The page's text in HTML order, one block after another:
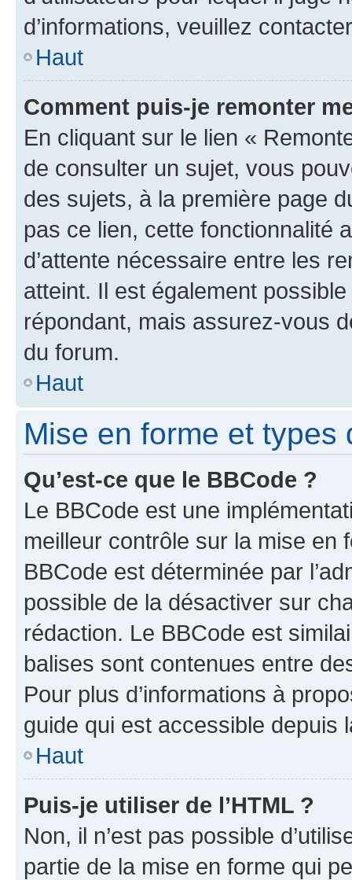
d’informations, veuillez
Haut
Comment puis-je remonter
En cliquant sur le lien «
de consulter un sujet, vous
des sujets, à la première page
pas ce lien, cette fonctionnalité
d’attente nécessaire entre les
atteint. Il est également
répondant, mais assurez-vous
du forum.
Haut
Mise en forme et types
Qu’est-ce que le BBCode ?
Le BBCode est une
meilleur contrôle sur la mise en
BBCode est déterminée par
possible de la désactiver sur
rédaction. Le BBCode est
balises sont contenues entre
Pour plus d’informations à
guide qui est accessible depuis
Haut
Puis-je utiliser de l’HTML ?
Non, il n’est pas possible
partie de la mise en forme qui